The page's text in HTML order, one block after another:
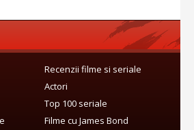
Recenzii filme si seriale
Actori
Top 100 seriale
Filme cu James Bond